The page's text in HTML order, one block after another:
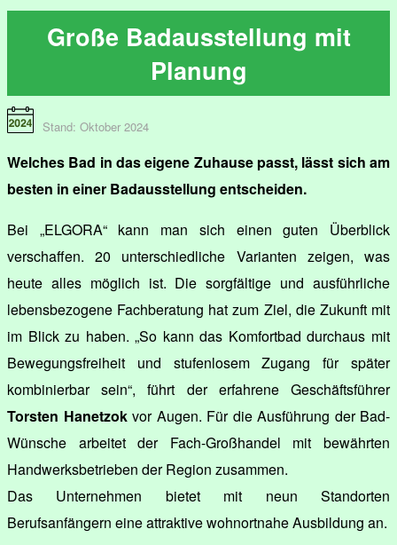
Große Badausstellung mit
Planung
Stand: Oktober 2024
Welches Bad in das eigene Zuhause passt, lässt sich am
besten in einer Badausstellung entscheiden.
Bei „ELGORA“ kann man sich einen guten Überblick
verschaffen. 20 unterschiedliche Varianten zeigen, was
heute alles möglich ist. Die sorgfältige und ausführliche
lebensbezogene Fachberatung hat zum Ziel, die Zukunft mit
im Blick zu haben. „So kann das Komfortbad durchaus mit
Bewegungsfreiheit und stufenlosem Zugang für später
kombinierbar sein“, führt der erfahrene Geschäftsführer
Torsten Hanetzokvor Augen. Für die Ausführung der Bad-
Wünsche arbeitet der Fach-Großhandel mit bewährten
Handwerksbetrieben der Region zusammen.
Das Unternehmen bietet mit neun Standorten
Berufsanfängern eine attraktive wohnortnahe Ausbildung an.